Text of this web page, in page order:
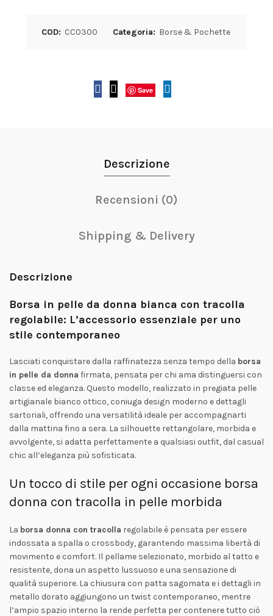
COD: CC0300 Categoria: Borse & Pochette
Save
Descrizione
Recensioni (0)
Shipping & Delivery
Descrizione
Borsa in pelle da donna bianca con tracolla
regolabile: L’accessorio essenziale per uno
stile contemporaneo
Lasciati conquistare dalla raffinatezza senza tempo della borsa
in pelle da donna firmata, pensata per chi ama distinguersi con
classe ed eleganza. Questo modello, realizzato in pregiata pelle
artigianale bianco ottico, coniuga design moderno e dettagli
sartoriali, offrendo una versatilità ideale per accompagnarti
dalla mattina fino a sera. La silhouette rettangolare, morbida e
avvolgente, si adatta perfettamente a qualsiasi outfit, dal casual
chic all’eleganza più sofisticata.
Un tocco di stile per ogni occasione borsa
donna con tracolla in pelle morbida
La borsa donna con tracolla regolabile è pensata per essere
indossata a spalla o crossbody, garantendo massima libertà di
movimento e comfort. Il pellame selezionato, morbido al tatto e
resistente, dona un aspetto lussuoso e una sensazione di
qualità superiore. La chiusura con patta sagomata e i dettagli in
metallo dorato aggiungono un twist contemporaneo, mentre
l’ampio spazio interno la rende perfetta per contenere tutto ciò